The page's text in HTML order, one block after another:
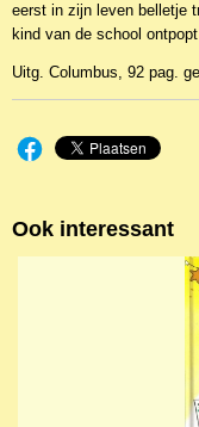
eerst in zijn leven belletje
kind van de school
Uitg. Columbus, 92 pag.
Ook interessant